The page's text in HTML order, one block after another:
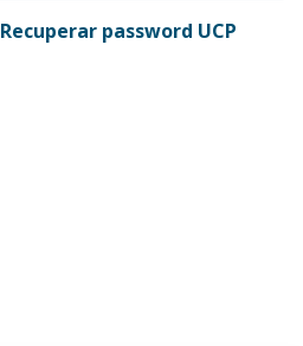
Recuperar password UCP